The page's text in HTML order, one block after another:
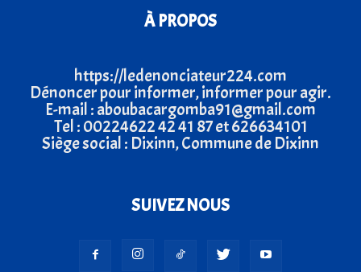
À PROPOS
https://ledenonciateur224.com
Dénoncer pour informer, informer pour agir.
E-mail : aboubacargomba91@gmail.com
Tel : 00224622 42 41 87 et 626634101
Siège social : Dixinn, Commune de Dixinn
SUIVEZ NOUS